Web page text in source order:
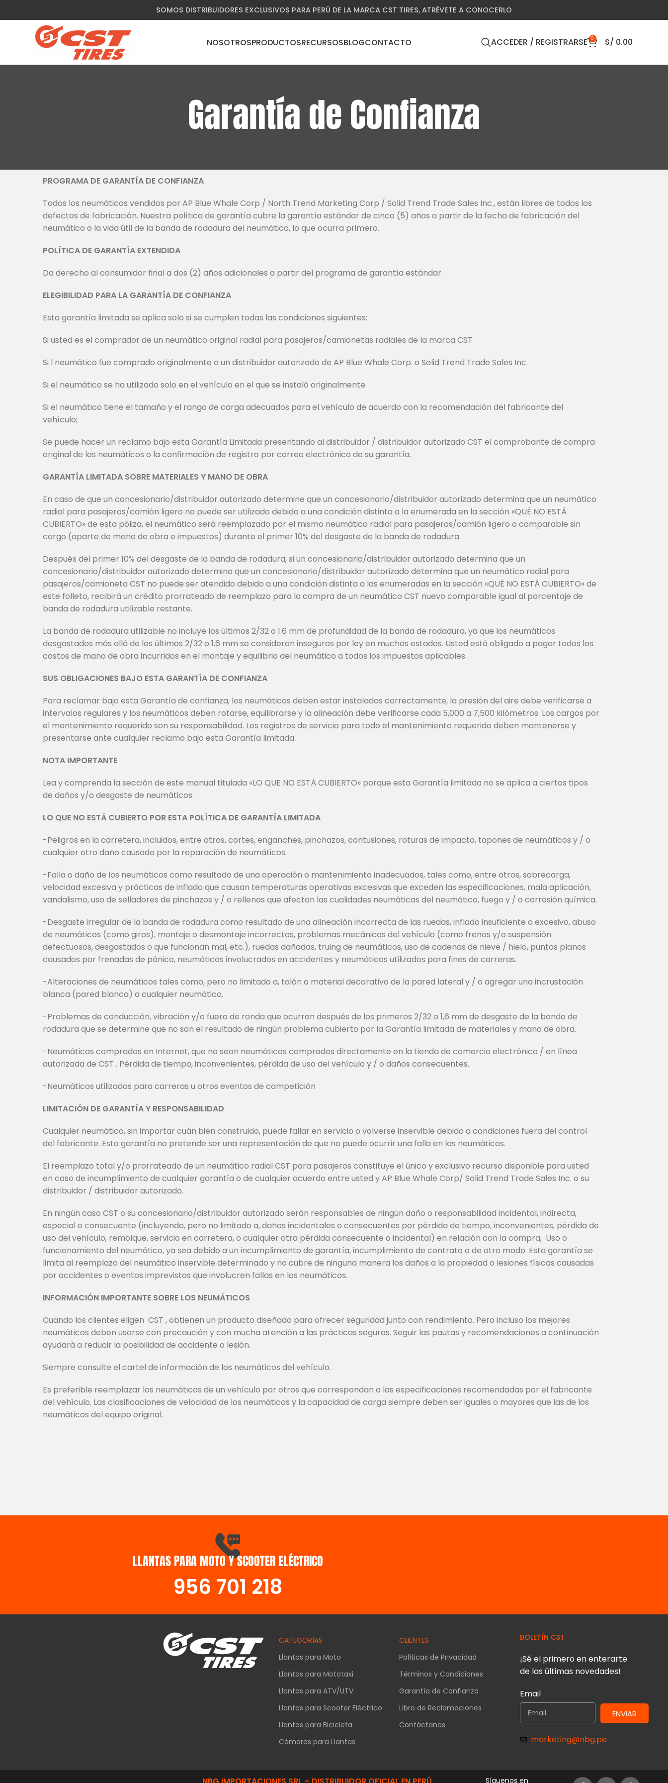
SOMOS DISTRIBUIDORES EXCLUSIVOS PARA PERÚ DE LA MARCA CST TIRES, ATRÉVETE A CONOCERLO
NOSOTROSPRODUCTOSRECURSOSBLOGCONTACTO ACCEDER / REGISTRARSE 0 S/ 0.00
Garantía de Confianza
PROGRAMA DE GARANTÍA DE CONFIANZA
Todos los neumáticos vendidos por AP Blue Whale Corp / North Trend Marketing Corp / Solid Trend Trade Sales Inc., están libres de todos los
defectos de fabricación. Nuestra política de garantía cubre la garantía estándar de cinco (5) años a partir de la fecha de fabricación del
neumático o la vida útil de la banda de rodadura del neumático, lo que ocurra primero.
POLÍTICA DE GARANTÍA EXTENDIDA
Da derecho al consumidor final a dos (2) años adicionales a partir del programa de garantía estándar.
ELEGIBILIDAD PARA LA GARANTÍA DE CONFIANZA
Esta garantía limitada se aplica solo si se cumplen todas las condiciones siguientes:
Si usted es el comprador de un neumático original radial para pasajeros/camionetas radiales de la marca CST
Si l neumático fue comprado originalmente a un distribuidor autorizado de AP Blue Whale Corp. o Solid Trend Trade Sales Inc.
Si el neumático se ha utilizado solo en el vehículo en el que se instaló originalmente.
Si el neumático tiene el tamaño y el rango de carga adecuados para el vehículo de acuerdo con la recomendación del fabricante del
vehículo;
Se puede hacer un reclamo bajo esta Garantía Limitada presentando al distribuidor / distribuidor autorizado CST el comprobante de compra
original de los neumáticos o la confirmación de registro por correo electrónico de su garantía.
GARANTÍA LIMITADA SOBRE MATERIALES Y MANO DE OBRA
En caso de que un concesionario/distribuidor autorizado determine que un concesionario/distribuidor autorizado determina que un neumático
radial para pasajeros/camión ligero no puede ser utilizado debido a una condición distinta a la enumerada en la sección «QUÉ NO ESTÁ
CUBIERTO» de esta póliza, el neumático será reemplazado por el mismo neumático radial para pasajeros/camión ligero o comparable sin
cargo (aparte de mano de obra e impuestos) durante el primer 10% del desgaste de la banda de rodadura.
Después del primer 10% del desgaste de la banda de rodadura, si un concesionario/distribuidor autorizado determina que un
concesionario/distribuidor autorizado determina que un concesionario/distribuidor autorizado determina que un neumático radial para
pasajeros/camioneta CST no puede ser atendido debido a una condición distinta a las enumeradas en la sección «QUÉ NO ESTÁ CUBIERTO» de
este folleto, recibirá un crédito prorrateado de reemplazo para la compra de un neumático CST nuevo comparable igual al porcentaje de
banda de rodadura utilizable restante.
La banda de rodadura utilizable no incluye los últimos 2/32 o 1.6 mm de profundidad de la banda de rodadura, ya que los neumáticos
desgastados más allá de los últimos 2/32 o 1.6 mm se consideran inseguros por ley en muchos estados. Usted está obligado a pagar todos los
costos de mano de obra incurridos en el montaje y equilibrio del neumático a todos los impuestos aplicables.
SUS OBLIGACIONES BAJO ESTA GARANTÍA DE CONFIANZA
Para reclamar bajo esta Garantía de confianza, los neumáticos deben estar instalados correctamente, la presión del aire debe verificarse a
intervalos regulares y los neumáticos deben rotarse, equilibrarse y la alineación debe verificarse cada 5,000 a 7,500 kilómetros. Los cargos por
el mantenimiento requerido son su responsabilidad. Los registros de servicio para todo el mantenimiento requerido deben mantenerse y
presentarse ante cualquier reclamo bajo esta Garantía limitada.
NOTA IMPORTANTE
Lea y comprenda la sección de este manual titulada «LO QUE NO ESTÁ CUBIERTO» porque esta Garantía limitada no se aplica a ciertos tipos
de daños y/o desgaste de neumáticos.
LO QUE NO ESTÁ CUBIERTO POR ESTA POLÍTICA DE GARANTÍA LIMITADA
-Peligros en la carretera, incluidos, entre otros, cortes, enganches, pinchazos, contusiones, roturas de impacto, tapones de neumáticos y / o
cualquier otro daño causado por la reparación de neumáticos.
-Falla o daño de los neumáticos como resultado de una operación o mantenimiento inadecuados, tales como, entre otros, sobrecarga,
velocidad excesiva y prácticas de inflado que causan temperaturas operativas excesivas que exceden las especificaciones, mala aplicación,
vandalismo, uso de selladores de pinchazos y / o rellenos que afectan las cualidades neumáticas del neumático, fuego y / o corrosión química.
-Desgaste irregular de la banda de rodadura como resultado de una alineación incorrecta de las ruedas, inflado insuficiente o excesivo, abuso
de neumáticos (como giros), montaje o desmontaje incorrectos, problemas mecánicos del vehículo (como frenos y/o suspensión
defectuosos, desgastados o que funcionan mal, etc.), ruedas dañadas, truing de neumáticos, uso de cadenas de nieve / hielo, puntos planos
causados por frenadas de pánico, neumáticos involucrados en accidentes y neumáticos utilizados para fines de carreras.
-Alteraciones de neumáticos tales como, pero no limitado a, talón o material decorativo de la pared lateral y / o agregar una incrustación
blanca (pared blanca) a cualquier neumático.
-Problemas de conducción, vibración y/o fuera de ronda que ocurran después de los primeros 2/32 o 1,6 mm de desgaste de la banda de
rodadura que se determine que no son el resultado de ningún problema cubierto por la Garantía limitada de materiales y mano de obra.
-Neumáticos comprados en Internet, que no sean neumáticos comprados directamente en la tienda de comercio electrónico / en línea
autorizada de CST . Pérdida de tiempo, inconvenientes, pérdida de uso del vehículo y / o daños consecuentes.
-Neumáticos utilizados para carreras u otros eventos de competición
LIMITACIÓN DE GARANTÍA Y RESPONSABILIDAD
Cualquier neumático, sin importar cuán bien construido, puede fallar en servicio o volverse inservible debido a condiciones fuera del control
del fabricante. Esta garantía no pretende ser una representación de que no puede ocurrir una falla en los neumáticos.
El reemplazo total y/o prorrateado de un neumático radial CST para pasajeros constituye el único y exclusivo recurso disponible para usted
en caso de incumplimiento de cualquier garantía o de cualquier acuerdo entre usted y AP Blue Whale Corp/ Solid Trend Trade Sales Inc. o su
distribuidor / distribuidor autorizado.
En ningún caso CST o su concesionario/distribuidor autorizado serán responsables de ningún daño o responsabilidad incidental, indirecta,
especial o consecuente (incluyendo, pero no limitado a, daños incidentales o consecuentes por pérdida de tiempo, inconvenientes, pérdida de
uso del vehículo, remolque, servicio en carretera, o cualquier otra pérdida consecuente o incidental) en relación con la compra, Uso o
funcionamiento del neumático, ya sea debido a un incumplimiento de garantía, incumplimiento de contrato o de otro modo. Esta garantía se
limita al reemplazo del neumático inservible determinado y no cubre de ninguna manera los daños a la propiedad o lesiones físicas causadas
por accidentes o eventos imprevistos que involucren fallas en los neumáticos.
INFORMACIÓN IMPORTANTE SOBRE LOS NEUMÁTICOS
Cuando los clientes eligen CST , obtienen un producto diseñado para ofrecer seguridad junto con rendimiento. Pero incluso los mejores
neumáticos deben usarse con precaución y con mucha atención a las prácticas seguras. Seguir las pautas y recomendaciones a continuación
ayudará a reducir la posibilidad de accidente o lesión.
Siempre consulte el cartel de información de los neumáticos del vehículo.
Es preferible reemplazar los neumáticos de un vehículo por otros que correspondan a las especificaciones recomendadas por el fabricante
del vehículo. Las clasificaciones de velocidad de los neumáticos y la capacidad de carga siempre deben ser iguales o mayores que las de los
neumáticos del equipo original.
LLANTAS PARA MOTO Y SCOOTER ELÉCTRICO
956 701 218
CATEGORÍAS
Llantas para Moto
Llantas para Mototaxi
Llantas para ATV/UTV
Llantas para Scooter Eléctrico
Llantas para Bicicleta
Cámaras para Llantas
CLIENTES
Políticas de Privacidad
Términos y Condiciones
Garantía de Confianza
Libro de Reclamaciones
Contáctanos
BOLETÍN CST
¡Sé el primero en enterarte
de las últimas novedades!
Email
ENVIAR
marketing@nbg.pe
Síguenos en